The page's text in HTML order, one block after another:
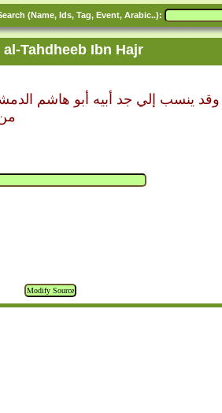
(Name, Ids, Tag, Event, Arabic..):
al-Tahdheeb Ibn Hajr
وقد ينسب إلي جد أبيه أبو هاشم